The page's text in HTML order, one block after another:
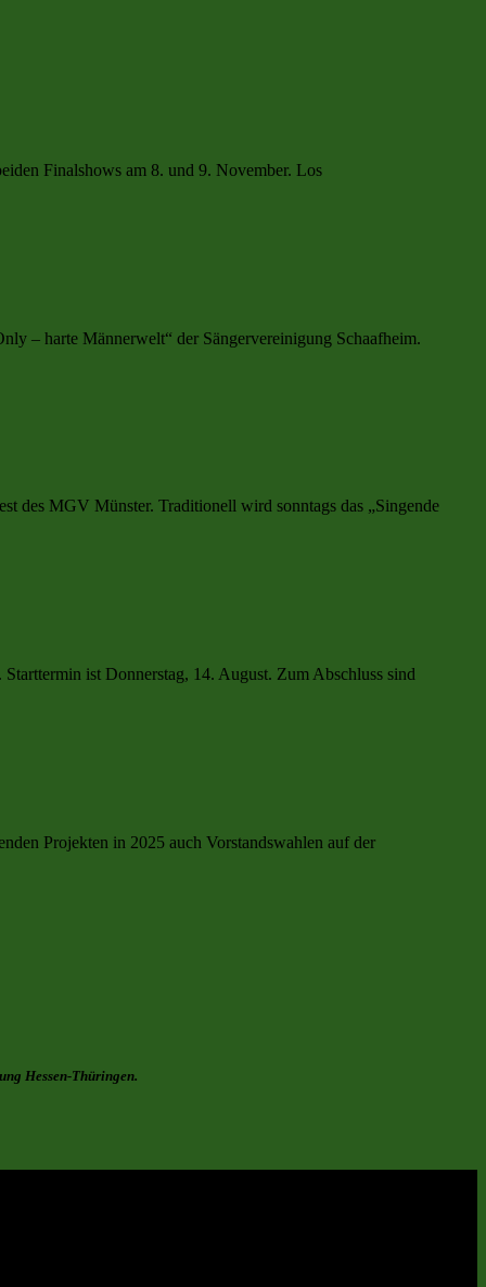
Finalshows am 8. und 9. November. Los
– harte Männerwelt“ der Sängervereinigung Schaafheim.
des MGV Münster. Traditionell wird sonntags das „Singende
ist Donnerstag, 14. August. Zum Abschluss sind
Projekten in 2025 auch Vorstandswahlen auf der
Hessen-Thüringen.